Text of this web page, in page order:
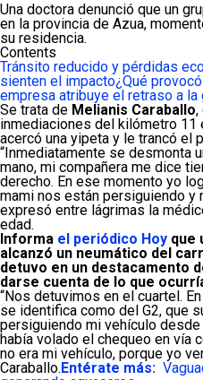
Una doctora denunció que un
en la provincia de Azua,
su residencia.
Contents
Tránsito reducido y pérdidas
sienten el impacto¿Qué
empresa atribuye el retraso a
Se trata de Melianis Caraballo,
inmediaciones del kilómetro 11
acercó una yipeta y le trancó el
“Inmediatamente se desmonta
mano, mi compañera me dice
derecho. En ese momento yo
mami nos están persiguiendo y
expresó entre lágrimas la
edad.
Informa el periódico Hoy que
alcanzó un neumático del
detuvo en un destacamento
darse cuenta de lo que
“Nos detuvimos en el cuartel.
se identifica como del G2, que
persiguiendo mi vehículo
había volado el chequeo en vía
no era mi vehículo, porque yo
Caraballo. Entérate más: